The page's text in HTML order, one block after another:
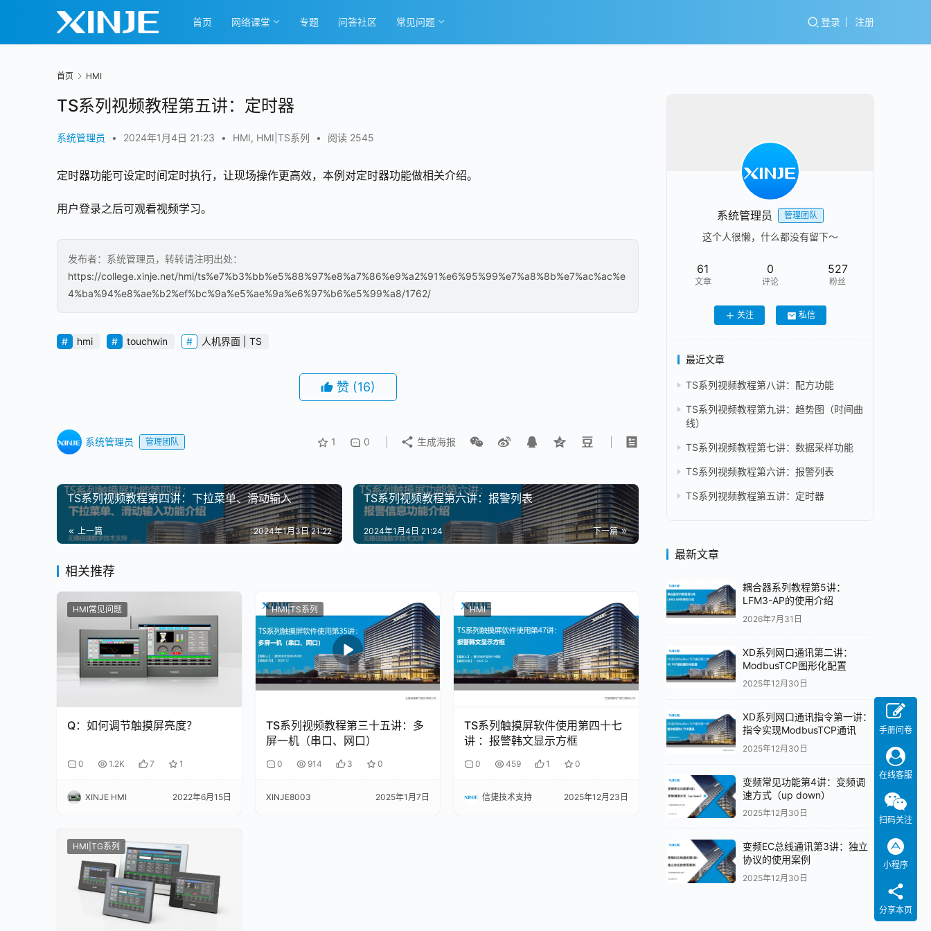
首页 网络课堂 专题 问答社区 常见问题 登录 注册
首页 HMI
TS系列视频教程第五讲：定时器
系统管理员 • 2024年1月4日 21:23 • HMI, HMI|TS系列 • 阅读 2545
定时器功能可设定时间定时执行，让现场操作更高效，本例对定时器功能做相关介绍。
用户登录之后可观看视频学习。
发布者：系统管理员，转转请注明出处：
https://college.xinje.net/hmi/ts%e7%b3%bb%e5%88%97%e8%a7%86%e9%a2%91%e6%95%99%e7%a8%8b%e7%ac%ac%e
4%ba%94%e8%ae%b2%ef%bc%9a%e5%ae%9a%e6%97%b6%e5%99%a8/1762/
hmi touchwin 人机界面 | TS
赞 (16)
系统管理员 管理团队 1 0 生成海报
TS系列视频教程第四讲：下拉菜单、滑动输入
上一篇 2024年1月3日 21:22
TS系列视频教程第六讲：报警列表
下一篇
2024年1月4日 21:24
相关推荐
HMI常见问题
Q：如何调节触摸屏亮度？
0 1.2K 7 1
XINJE HMI 2022年6月15日
HMI|TS系列
TS系列视频教程第三十五讲：多
屏一机（串口、网口）
0 914 3 0
XINJE8003 2025年1月7日
HMI
TS系列触摸屏软件使用第四十七
讲 ：报警韩文显示方框
0 459 1 0
信捷技术支持 2025年12月23日
HMI|TG系列
系统管理员 管理团队
这个人很懒，什么都没有留下～
61
文章
0
评论
527
粉丝
关注 私信
最近文章
TS系列视频教程第八讲：配方功能
TS系列视频教程第九讲：趋势图（时间曲
线）
TS系列视频教程第七讲：数据采样功能
TS系列视频教程第六讲：报警列表
TS系列视频教程第五讲：定时器
最新文章
耦合器系列教程第5讲：
LFM3-AP的使用介绍
2026年7月31日
XD系列网口通讯第二讲：
ModbusTCP图形化配置
2025年12月30日
XD系列网口通讯指令第一讲：
指令实现ModbusTCP通讯
2025年12月30日
变频常见功能第4讲：变频调
速方式（up down）
2025年12月30日
变频EC总线通讯第3讲：独立
协议的使用案例
2025年12月30日
手册问卷
在线客服
扫码关注
小程序
分享本页